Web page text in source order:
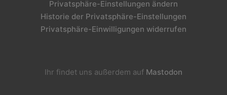
Privatsphäre-Einstellungen ändern
Historie der Privatsphäre-Einstellungen
Privatsphäre-Einwilligungen widerrufen
Ihr findet uns außerdem auf Mastodon